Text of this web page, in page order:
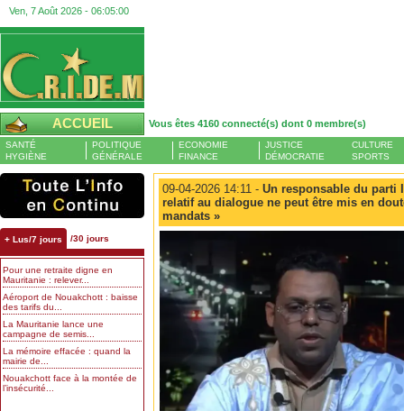
Ven, 7 Août 2026 - 06:05:01
ACCUEIL Vous êtes 4160 connecté(s) dont 0 membre(s)
SANTÉ
HYGIÈNE
POLITIQUE
GÉNÉRALE
ECONOMIE
FINANCE
JUSTICE
DÉMOCRATIE
CULTURE
SPORTS
+ Lus/7 jours /30 jours
Pour une retraite digne en
Mauritanie : relever...
Aéroport de Nouakchott : baisse
des tarifs du...
La Mauritanie lance une
campagne de semis...
La mémoire effacée : quand la
mairie de...
Nouakchott face à la montée de
l’insécurité...
09-04-2026 14:11 - Un responsable du parti
relatif au dialogue ne peut être mis en
mandats »